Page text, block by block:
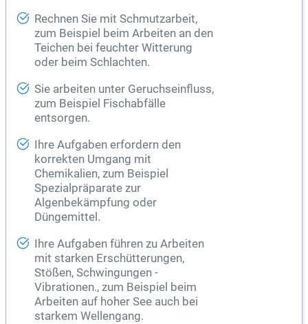
Rechnen Sie mit Schmutzarbeit,
zum Beispiel beim Arbeiten an den
Teichen bei feuchter Witterung
oder beim Schlachten.
Sie arbeiten unter Geruchseinfluss,
zum Beispiel Fischabfälle
entsorgen.
Ihre Aufgaben erfordern den
korrekten Umgang mit
Chemikalien, zum Beispiel
Spezialpräparate zur
Algenbekämpfung oder
Düngemittel.
Ihre Aufgaben führen zu Arbeiten
mit starken Erschütterungen,
Stößen, Schwingungen -
Vibrationen., zum Beispiel beim
Arbeiten auf hoher See auch bei
starkem Wellengang.